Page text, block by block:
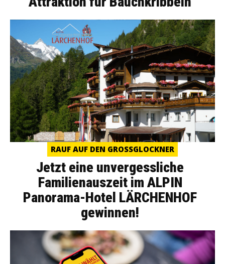
RAUF AUF DEN GROSSGLOCKNER
Jetzt eine unvergessliche
Familienauszeit im ALPIN
Panorama-Hotel LÄRCHENHOF
gewinnen!